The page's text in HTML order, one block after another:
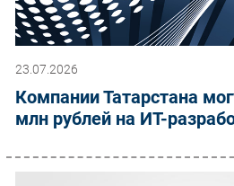
23.07.2026
Компании Татарстана
млн рублей на ИТ-